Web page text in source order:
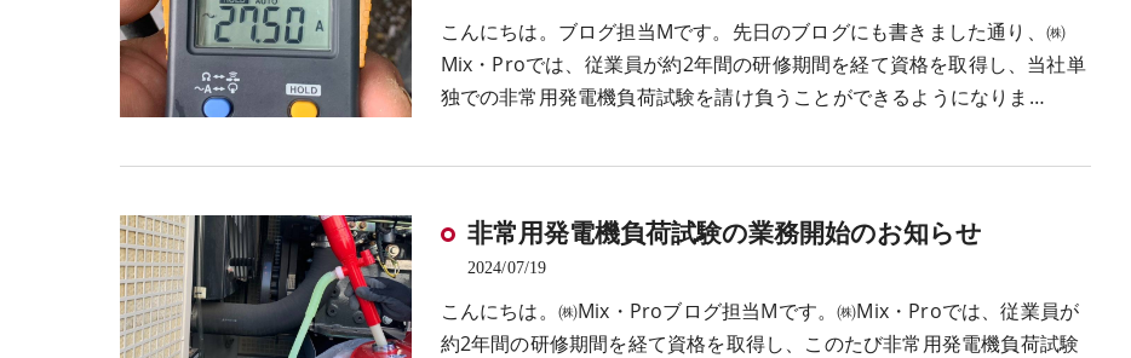
こんにちは。ブログ担当Mです。先日のブログにも書きました通り、㈱
Mix・Proでは、従業員が約2年間の研修期間を経て資格を取得し、当社単
独での非常用発電機負荷試験を請け負うことができるようになりま…
非常用発電機負荷試験の業務開始のお知らせ
2024/07/19
こんにちは。㈱Mix・Proブログ担当Mです。㈱Mix・Proでは、従業員が
約2年間の研修期間を経て資格を取得し、このたび非常用発電機負荷試験